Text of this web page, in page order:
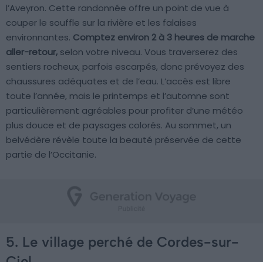
l’Aveyron. Cette randonnée offre un point de vue à
couper le souffle sur la rivière et les falaises
environnantes. Comptez environ 2 à 3 heures de marche
aller-retour, selon votre niveau. Vous traverserez des
sentiers rocheux, parfois escarpés, donc prévoyez des
chaussures adéquates et de l’eau. L’accès est libre
toute l’année, mais le printemps et l’automne sont
particulièrement agréables pour profiter d’une météo
plus douce et de paysages colorés. Au sommet, un
belvédère révèle toute la beauté préservée de cette
partie de l’Occitanie.
5. Le village perché de Cordes-sur-